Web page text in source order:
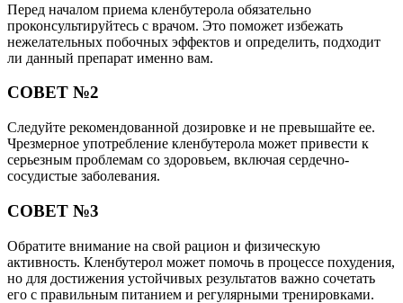
Перед началом приема кленбутерола обязательно
проконсультируйтесь с врачом. Это поможет избежать
нежелательных побочных эффектов и определить, подходит
ли данный препарат именно вам.
СОВЕТ №2
Следуйте рекомендованной дозировке и не превышайте ее.
Чрезмерное употребление кленбутерола может привести к
серьезным проблемам со здоровьем, включая сердечно-
сосудистые заболевания.
СОВЕТ №3
Обратите внимание на свой рацион и физическую
активность. Кленбутерол может помочь в процессе похудения,
но для достижения устойчивых результатов важно сочетать
его с правильным питанием и регулярными тренировками.